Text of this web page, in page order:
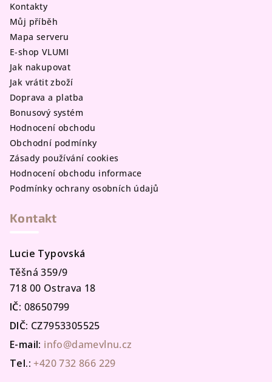
Kontakty
Můj příběh
Mapa serveru
E-shop VLUMI
Jak nakupovat
Jak vrátit zboží
Doprava a platba
Bonusový systém
Hodnocení obchodu
Obchodní podmínky
Zásady používání cookies
Hodnocení obchodu informace
Podmínky ochrany osobních údajů
Kontakt
Lucie Typovská
Těšná 359/9
718 00 Ostrava 18
IČ: 08650799
DIČ: CZ7953305525
E-mail: info@damevlnu.cz
Tel.: +420 732 866 229